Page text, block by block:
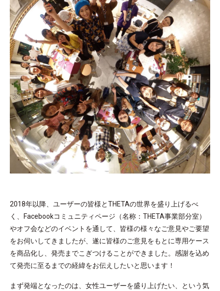
2018年以降、ユーザーの皆様とTHETAの世界を盛り上げるべ
く、Facebookコミュニティページ（名称：THETA事業部分室）
やオフ会などのイベントを通して、皆様の様々なご意見やご要望
をお伺いしてきましたが、遂に皆様のご意見をもとに専用ケース
を商品化し、発売までこぎつけることができました。感謝を込め
て発売に至るまでの経緯をお伝えしたいと思います！
まず発端となったのは、女性ユーザーを盛り上げたい、という気